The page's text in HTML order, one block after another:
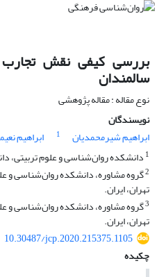
بررسی کیفی نقش تجارب
سالمندان
نوع مقاله : مقاله پژوهشی
نویسندگان
ابراهیم شیرمحمدیان
1 ابراهیم
1 دانشکده روان‌شناسی و علوم تربیتی،
2گروه مشاوره، دانشکده روان‌شناسی و
تهران، ایران.
3گروه مشاوره، دانشکده روان‌شناسی و
تهران، ایران.
10.30487/jcp.2020.215375.1105
چکیده